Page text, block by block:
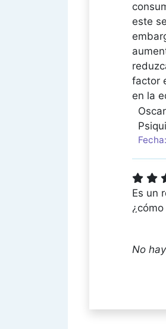
este
factor
en la
Es un
No